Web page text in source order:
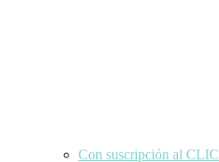
Con suscripción al CLIC